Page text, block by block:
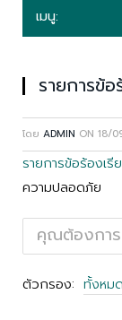
เมนู:
รายการข้
โดย ADMIN ON 18/
รายการข้อร้องเ
ความปลอดภัย
ตัวกรอง: ทั้งหมด